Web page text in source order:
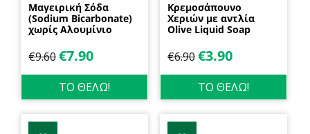
Μαγειρική Σόδα
(Sodium Bicarbonate)
χωρίς Αλουμίνιο
€9.60€7.90
ΤΟ ΘΕΛΩ!
Κρεμοσάπουνο
Χεριών με αντλία
Olive Liquid Soap
€6.90 €3.90
ΤΟ ΘΕΛΩ!